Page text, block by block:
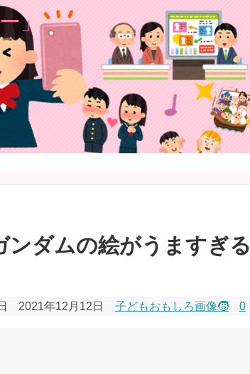
ダムの絵がうますぎる
2021年12月12日 子どもおもしろ画像🧒 0